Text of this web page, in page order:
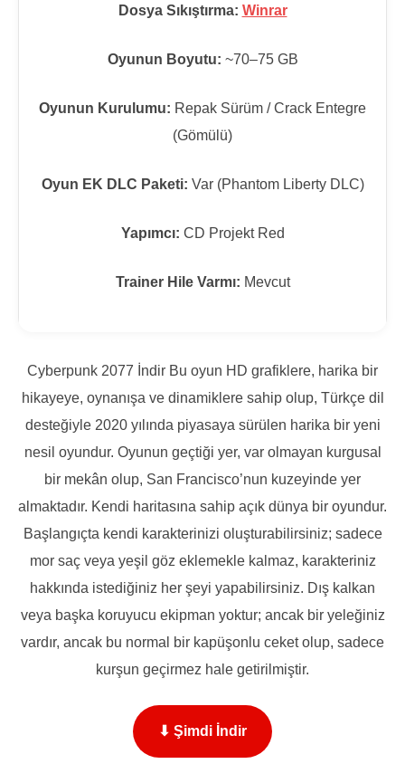
Dosya Sıkıştırma: Winrar
Oyunun Boyutu: ~70–75 GB
Oyunun Kurulumu: Repak Sürüm / Crack Entegre
(Gömülü)
Oyun EK DLC Paketi: Var (Phantom Liberty DLC)
Yapımcı: CD Projekt Red
Trainer Hile Varmı: Mevcut
Cyberpunk 2077 İndir Bu oyun HD grafiklere, harika bir
hikayeye, oynanışa ve dinamiklere sahip olup, Türkçe dil
desteğiyle 2020 yılında piyasaya sürülen harika bir yeni
nesil oyundur. Oyunun geçtiği yer, var olmayan kurgusal
bir mekân olup, San Francisco’nun kuzeyinde yer
almaktadır. Kendi haritasına sahip açık dünya bir oyundur.
Başlangıçta kendi karakterinizi oluşturabilirsiniz; sadece
mor saç veya yeşil göz eklemekle kalmaz, karakteriniz
hakkında istediğiniz her şeyi yapabilirsiniz. Dış kalkan
veya başka koruyucu ekipman yoktur; ancak bir yeleğiniz
vardır, ancak bu normal bir kapüşonlu ceket olup, sadece
kurşun geçirmez hale getirilmiştir.
⬇ Şimdi İndir